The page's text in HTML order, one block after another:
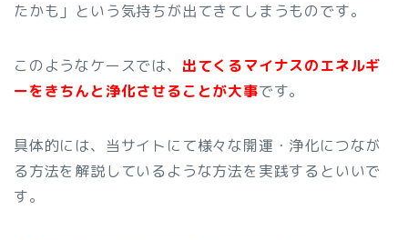
たかも」という気持ちが出てきてしまうものです。
このようなケースでは、 出てくるマイナスのエネルギ
ーをきちんと浄化させることが大事です。
具体的には、当サイトにて様々な開運・浄化につなが
る方法を解説しているような方法を実践するといいで
す。